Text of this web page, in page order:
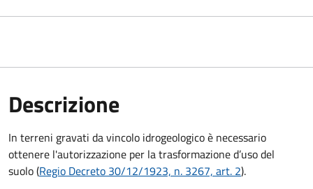
Descrizione
In terreni gravati da vincolo idrogeologico è necessario
ottenere l'autorizzazione per la trasformazione d’uso del
suolo (Regio Decreto 30/12/1923, n. 3267, art. 2).